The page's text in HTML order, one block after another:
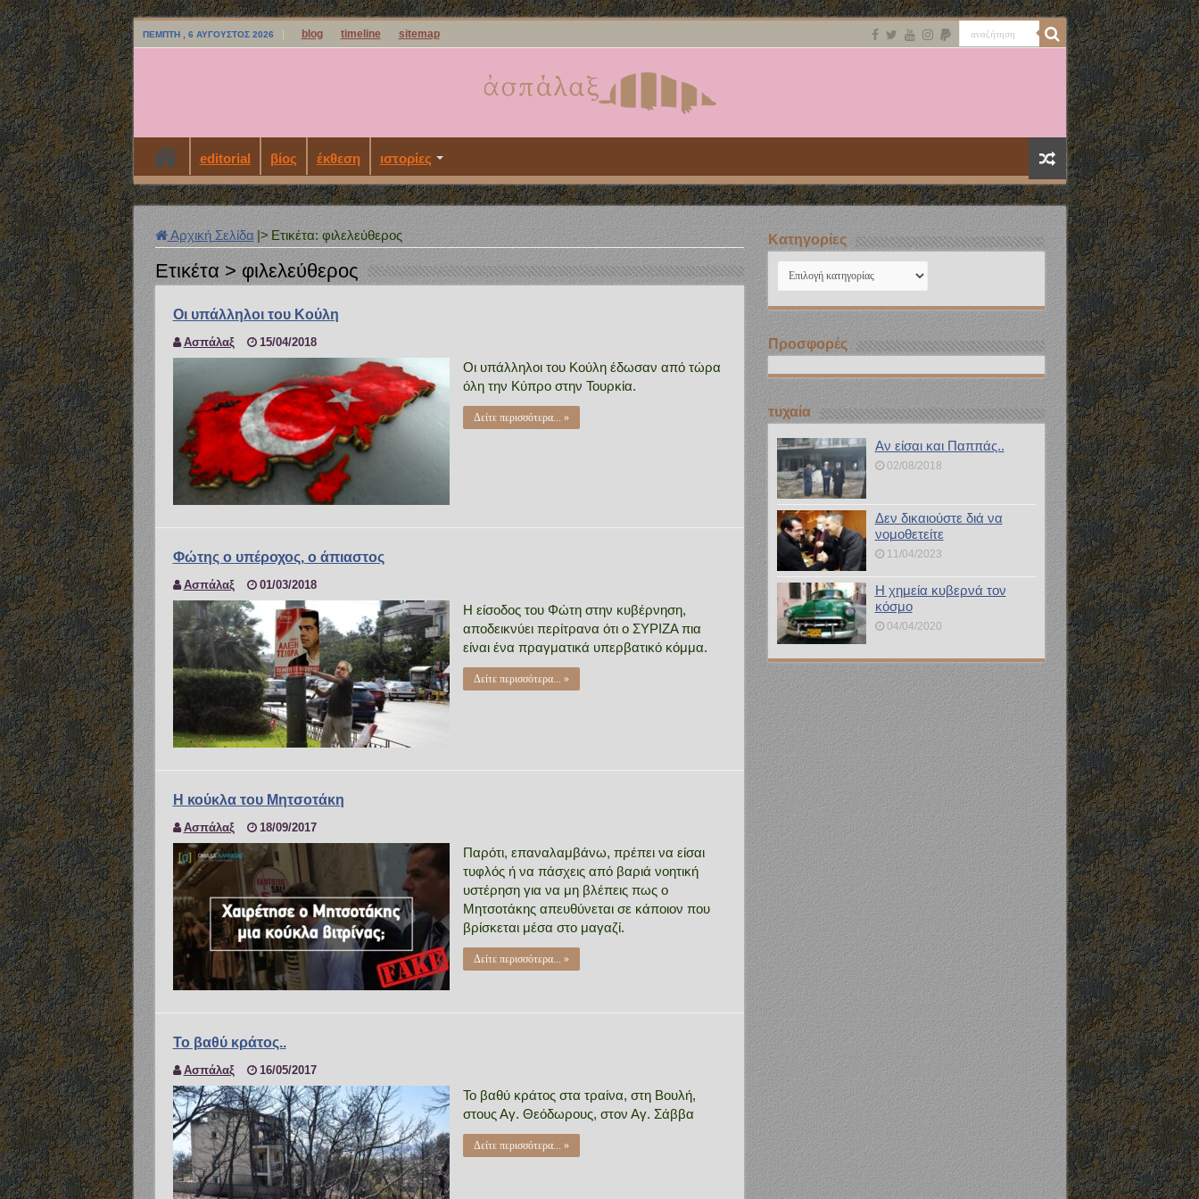
ΠΈΜΠΤΗ , 6 ΑΎΓΟΥΣΤΟΣ 2026 blog timeline sitemap
editorial βίος έκθεση ιστορίες
Αρχική Σελίδα |>Ετικέτα:φιλελεύθερος
Ετικέτα >φιλελεύθερος
Οι υπάλληλοι του Κούλη
Ασπάλαξ 15/04/2018
Οι υπάλληλοι του Κούλη έδωσαν από τώρα
όλη την Κύπρο στην Τουρκία.
Δείτε περισσότερα... »
Φώτης ο υπέροχος, ο άπιαστος
Ασπάλαξ 01/03/2018
Η είσοδος του Φώτη στην κυβέρνηση,
αποδεικνύει περίτρανα ότι ο ΣΥΡΙΖΑ πια
είναι ένα πραγματικά υπερβατικό κόμμα.
Δείτε περισσότερα... »
Η κούκλα του Μητσοτάκη
Ασπάλαξ 18/09/2017
Παρότι, επαναλαμβάνω, πρέπει να είσαι
τυφλός ή να πάσχεις από βαριά νοητική
υστέρηση για να μη βλέπεις πως ο
Μητσοτάκης απευθύνεται σε κάποιον που
βρίσκεται μέσα στο μαγαζί.
Δείτε περισσότερα... »
Το βαθύ κράτος..
Ασπάλαξ 16/05/2017
Το βαθύ κράτος στα τραίνα, στη Βουλή,
στους Αγ. Θεόδωρους, στον Αγ. Σάββα
Δείτε περισσότερα... »
Kατηγορίες
Kατηγορίες
Προσφορές
τυχαία
Αν είσαι και Παππάς..
02/08/2018
Δεν δικαιούστε διά να
νομοθετείτε
11/04/2023
Η χημεία κυβερνά τον
κόσμο
04/04/2020